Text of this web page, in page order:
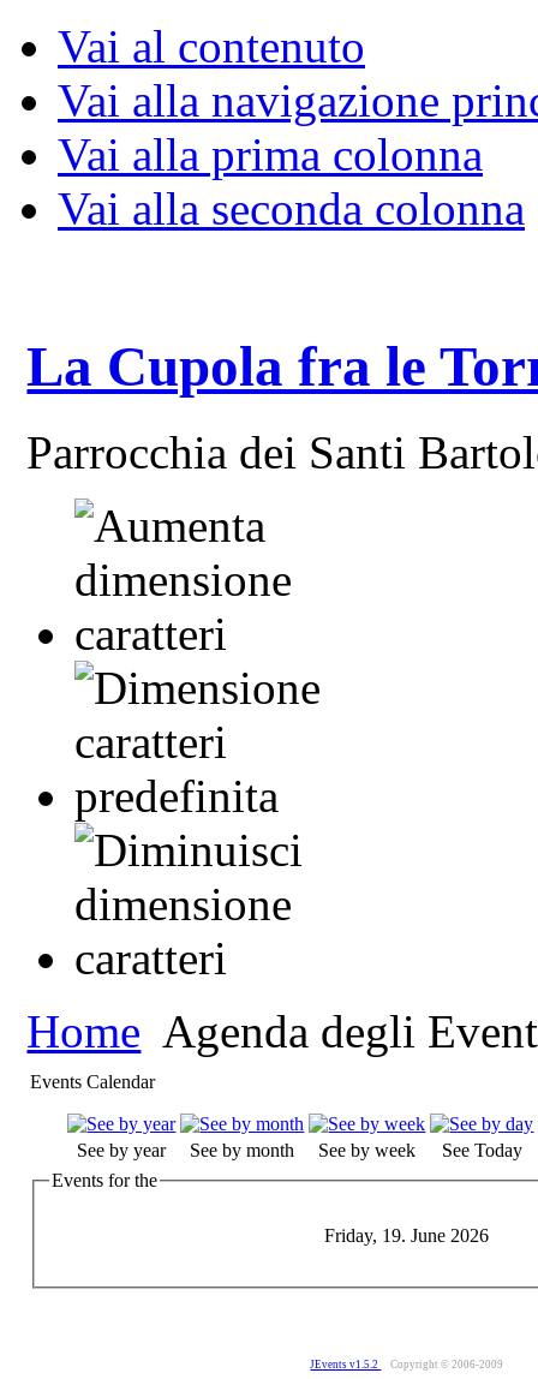
Vai al contenuto
Vai alla navigazione
Vai alla prima colonna
Vai alla seconda colonna
La Cupola fra le
Parrocchia dei Santi
Home Agenda degli
Events Calendar
See by year See by month See by week
See Today
Events for the
Friday, 19. June 2026
JEvents v1.5.2 Copyright © 2006-2009